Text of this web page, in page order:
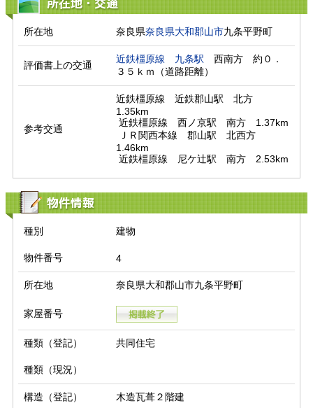
所在地・交通
所在地 奈良県奈良県大和郡山市九条平野町
評価書上の交通
近鉄橿原線 九条駅 西南方　約０．
３５ｋｍ（道路距離）
参考交通
近鉄橿原線　近鉄郡山駅　北方
1.35km
1.46km
近鉄橿原線　尼ケ辻駅　南方　2.53km
物件情報
種別 建物
物件番号 4
所在地 奈良県大和郡山市九条平野町
家屋番号
種類（登記） 共同住宅
種類（現況）
構造（登記） 木造瓦葺２階建